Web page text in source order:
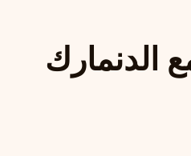
الدنمارك